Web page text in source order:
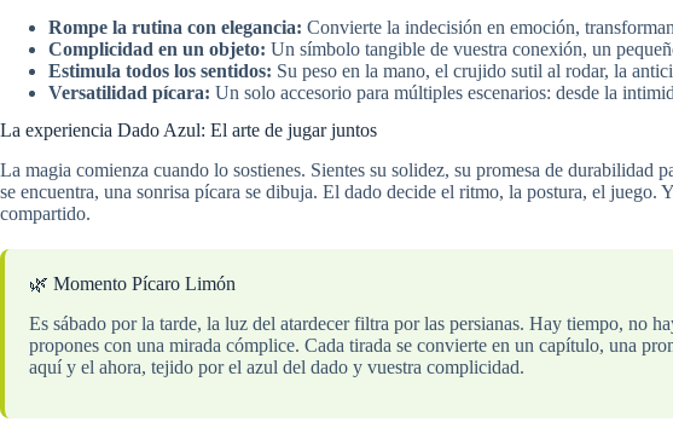
Rompe la rutina con elegancia: Convierte la indecisión en emoción,
Complicidad en un objeto: Un símbolo tangible de vuestra conexión, un
Estimula todos los sentidos: Su peso en la mano, el crujido sutil al rodar, la
Versatilidad pícara: Un solo accesorio para múltiples escenarios: desde la
La experiencia Dado Azul: El arte de jugar juntos
La magia comienza cuando lo sostienes. Sientes su solidez, su promesa de
se encuentra, una sonrisa pícara se dibuja. El dado decide el ritmo, la postura, el
compartido.
🌿 Momento Pícaro Limón
Es sábado por la tarde, la luz del atardecer filtra por las persianas. Hay tiempo, no
propones con una mirada cómplice. Cada tirada se convierte en un capítulo, una
aquí y el ahora, tejido por el azul del dado y vuestra complicidad.